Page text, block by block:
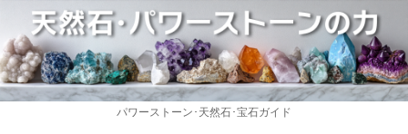
パワーストーン･天然石･宝石ガイド